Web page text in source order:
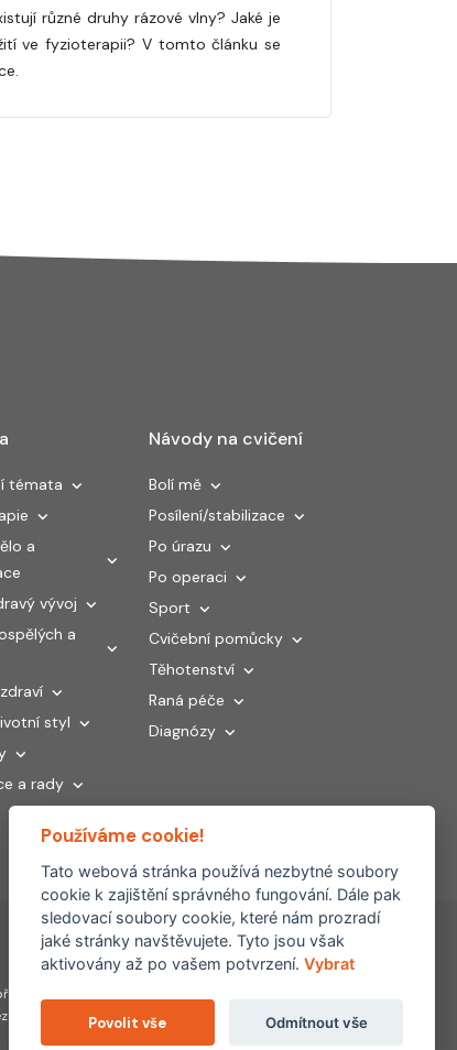
různé druhy rázové vlny? Jaké je
ve fyzioterapii? V tomto článku se
témata
a
vývoj
a
styl
a rady
Návody na cvičení
Bolí mě
Posílení/stabilizace
Po úrazu
Po operaci
Sport
Cvičební pomůcky
Těhotenství
Raná péče
Diagnózy
šíření či
FYZIOklinika
Partnerské
weby:
Používáme cookie!
Tato webová stránka používá nezbytné soubory
cookie k zajištění správného fungování. Dále pak
sledovací soubory cookie, které nám prozradí
jaké stránky navštěvujete. Tyto jsou však
aktivovány až po vašem potvrzení. Vybrat
Povolit vše Odmítnout vše